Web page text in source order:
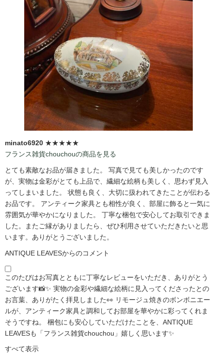
minato6920 ★★★★★
フランス雑貨chouchouの商品を見る
とても素敵なお品が届きました。 写真で見ても美しかったのです
が、実物は金彩がとても上品で、繊細な絵柄も美しく、思わず見入
ってしまいました。 状態も良く、大切に扱われてきたことが伝わる
お品です。 アンティーク家具とも相性が良く、部屋に飾ると一気に
雰囲気が華やかになりました。 丁寧な梱包で安心してお取引できま
した。またご縁がありましたら、ぜひ利用させていただきたいと思
います。ありがとうございました。
ANTIQUE LEAVESからのコメント
このたびはお写真とともに丁寧なレビューをいただき、ありがとう
ございます📸✨ 実物の金彩や繊細な絵柄に見入ってくださったとの
お言葉、ありがたく拝見しました👀 リモージュ焼きのボンボニエー
ルが、アンティーク家具と調和してお部屋を華やかに彩ってくれま
そうですね。 梱包にも安心していただけたことを、ANTIQUE
LEAVESも「フランス雑貨chouchou」嬉しく思います✨
すべて表示